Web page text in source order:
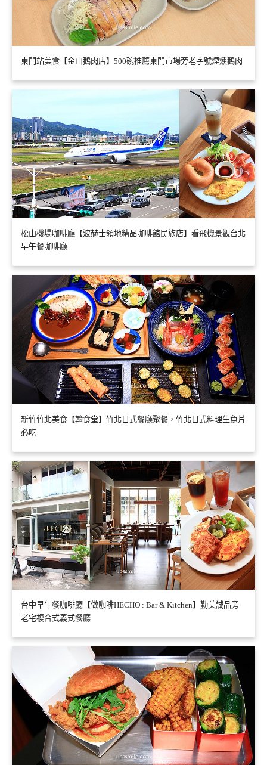
東門站美食【金山鵝肉店】500碗推薦東門市場旁老字號煙燻鵝肉
松山機場咖啡廳【波赫士領地精品咖啡館民族店】看飛機景觀台北
早午餐咖啡廳
新竹竹北美食【翰食堂】竹北日式餐廳聚餐，竹北日式料理生魚片
必吃
台中早午餐咖啡廳【做咖啡HECHO : Bar & Kitchen】勤美誠品旁
老宅複合式義式餐廳